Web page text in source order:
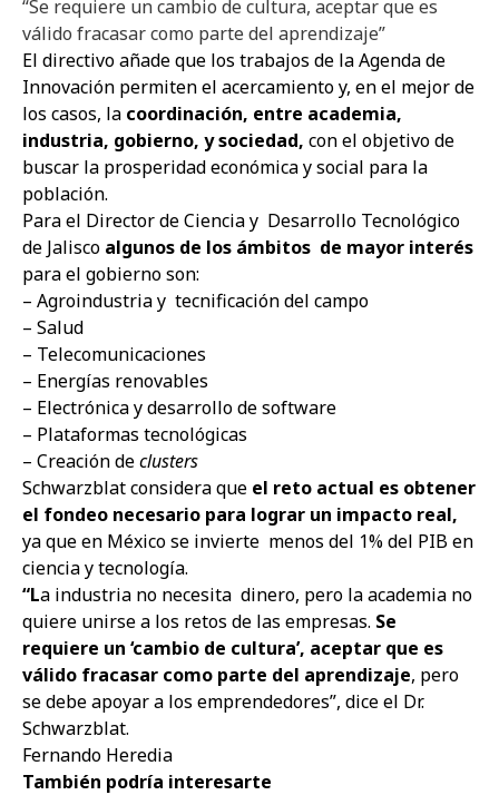
“Se requiere un cambio de cultura, aceptar que es
válido fracasar como parte del aprendizaje”
El directivo añade que los trabajos de la Agenda de
Innovación permiten el acercamiento y, en el mejor de
los casos, la coordinación, entre academia,
industria, gobierno, y sociedad, con el objetivo de
buscar la prosperidad económica y social para la
población.
Para el Director de Ciencia y Desarrollo Tecnológico
de Jalisco algunos de los ámbitos de mayor interés
para el gobierno son:
– Agroindustria y tecnificación del campo
– Salud
– Telecomunicaciones
– Energías renovables
– Electrónica y desarrollo de software
– Plataformas tecnológicas
– Creación declusters
Schwarzblat considera que el reto actual es obtener
el fondeo necesario para lograr un impacto real,
ya que en México se invierte menos del 1% del PIB en
ciencia y tecnología.
“La industria no necesita dinero, pero la academia no
quiere unirse a los retos de las empresas. Se
requiere un ‘cambio de cultura’, aceptar que es
válido fracasar como parte del aprendizaje, pero
se debe apoyar a los emprendedores”, dice el Dr.
Schwarzblat.
Fernando Heredia
También podría interesarte